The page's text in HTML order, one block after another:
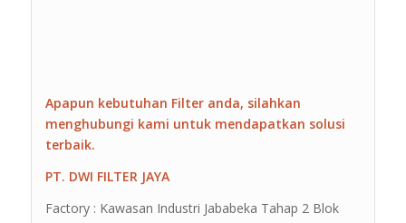
Apapun kebutuhan Filter anda, silahkan
menghubungi kami untuk mendapatkan solusi
terbaik.
PT. DWI FILTER JAYA
Factory : Kawasan Industri Jababeka Tahap 2 Blok